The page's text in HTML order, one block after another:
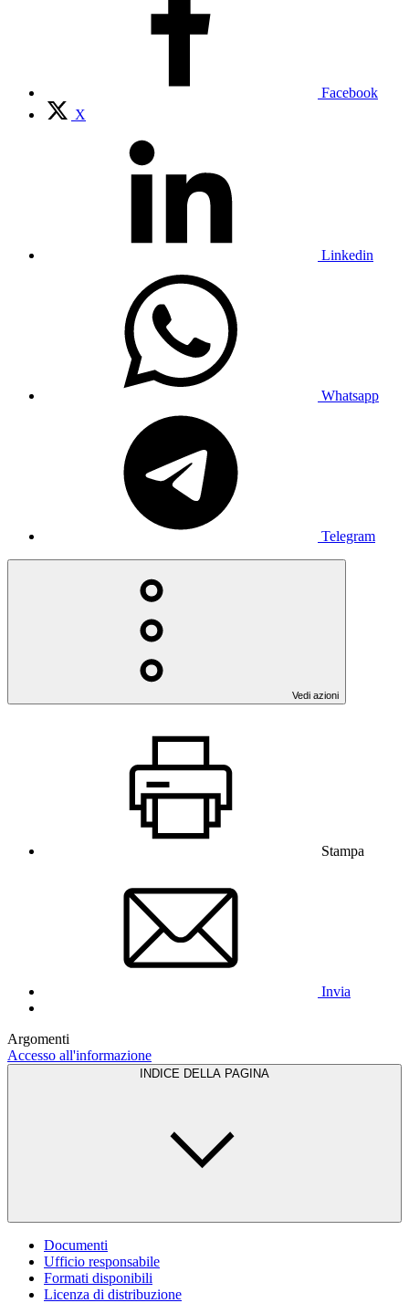
Facebook
X
Linkedin
Whatsapp
Telegram
Vedi azioni
Stampa
Invia
Argomenti
Accesso all'informazione
INDICE DELLA PAGINA
Documenti
Ufficio responsabile
Formati disponibili
Licenza di distribuzione